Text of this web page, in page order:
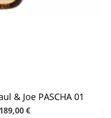
& Joe PASCHA 01
189,00 €